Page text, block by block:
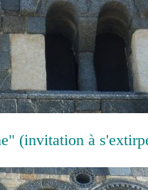
(invitation à